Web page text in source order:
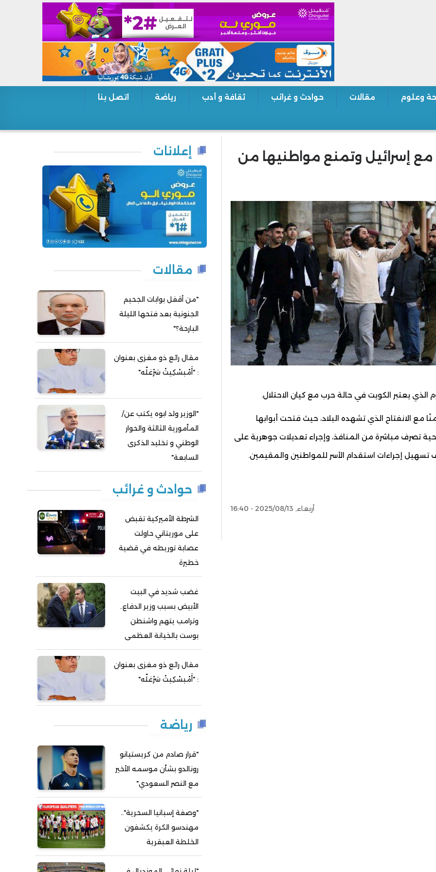
وعلوم مقالات حوادث و غرائب ثقافة و أدب رياضة اتصل بنا
مع إسرائيل وتمنع مواطنيها من
الذي يعتبر الكويت في حالة حرب مع كيان الاحتلال.
مع الانفتاح الذي تشهده البلاد، حيث فتحت أبوابها
تصرف مباشرة من المنافذ، وإجراء تعديلات جوهرية على
تسهيل إجراءات استقدام الأسر للمواطنين والمقيمين.
أربعاء, 2025/08/13 - 16:40
إعلانات
مقالات
"من أقفل بوابات الجحيم
الجنونية بعد فتحها الليلة
البارحة؟"
مقال رائع ذو مغزى بعنوان
: "أَمْبسْكِيتْ سَرْغلّه"
"الوزير ولد ابوه يكتب عن/
المأمورية الثالثة والحوار
الوطني و تخليد الذكرى
السابعة"
حوادث و غرائب
الشرطة الأميركية تقبض
على موريتاني حاولت
عصابة توريطه في قضية
خطيرة
غضب شديد في البيت
الأبيض بسبب وزير الدفاع..
وترامب يتهم واشنطن
بوست بالخيانة العظمى
مقال رائع ذو مغزى بعنوان
: "أَمْبسْكِيتْ سَرْغلّه"
رياضة
"قرار صادم من كريستيانو
رونالدو بشأن موسمه الأخير
مع النصر السعودي"
"وصفة إسبانيا السحرية"..
مهندسو الكرة يكشفون
الخلطة العبقرية